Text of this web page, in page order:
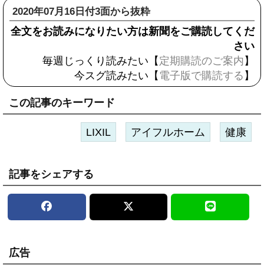
2020年07月16日付3面から抜粋
全文をお読みになりたい方は新聞をご購読してくだ
さい
毎週じっくり読みたい【 定期購読のご案内 】
今スグ読みたい【 電子版で購読する 】
この記事のキーワード
LIXIL アイフルホーム 健康
記事をシェアする
広告